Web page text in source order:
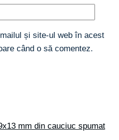
și site-ul web în acest
când o să comentez.